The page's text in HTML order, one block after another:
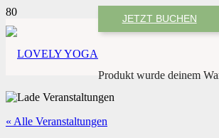
JETZT BUCHEN
Produkt wurde deinem
« Alle Veranstaltungen